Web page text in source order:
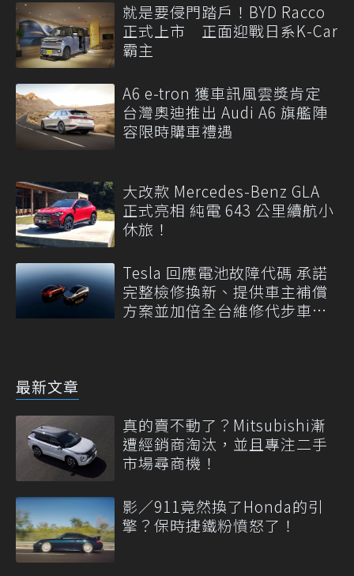
就是要侵門踏戶！BYD Racco
正式上市 正面迎戰日系K-Car
霸主
A6 e-tron 獲車訊風雲獎肯定
台灣奧迪推出 Audi A6 旗艦陣
容限時購車禮遇
大改款 Mercedes-Benz GLA
正式亮相 純電 643 公里續航小
休旅！
Tesla 回應電池故障代碼 承諾
完整檢修換新、提供車主補償
方案並加倍全台維修代步車數
最新文章
真的賣不動了？Mitsubishi漸
遭經銷商淘汰，並且專注二手
市場尋商機！
影／911竟然換了Honda的引
擎？保時捷鐵粉憤怒了！